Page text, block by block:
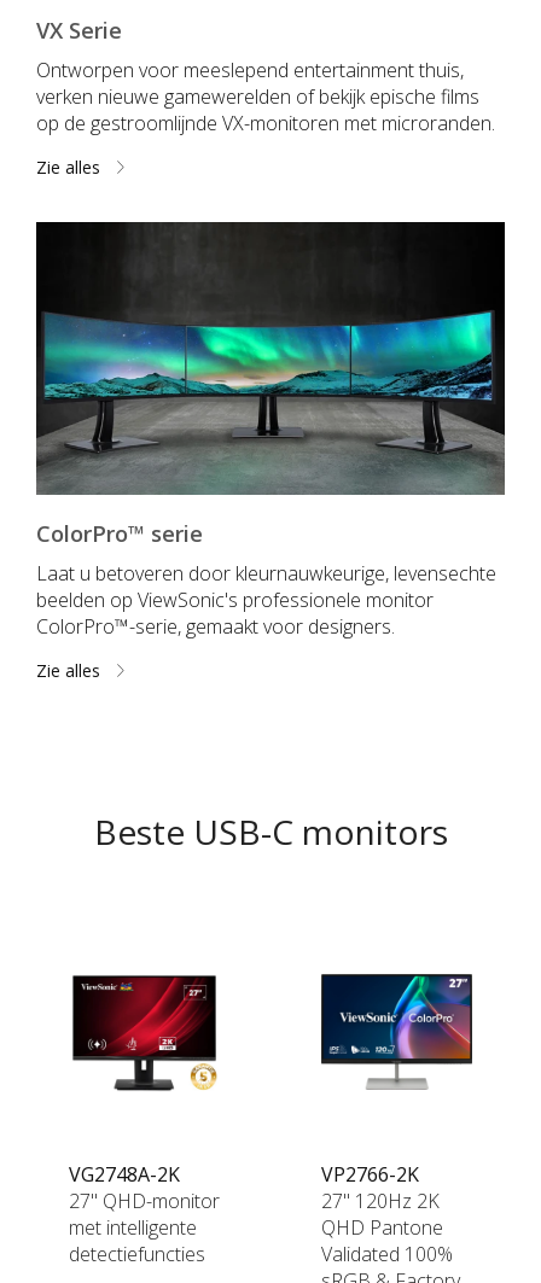
VX Serie
Ontworpen voor meeslepend entertainment thuis,
verken nieuwe gamewerelden of bekijk epische films
op de gestroomlijnde VX-monitoren met microranden.
Zie alles
ColorPro™ serie
Laat u betoveren door kleurnauwkeurige, levensechte
beelden op ViewSonic's professionele monitor
ColorPro™-serie, gemaakt voor designers.
Zie alles
Beste USB-C monitors
VG2748A-2K
27" QHD-monitor
met intelligente
detectiefuncties
VP2766-2K
27" 120Hz 2K
QHD Pantone
Validated 100%